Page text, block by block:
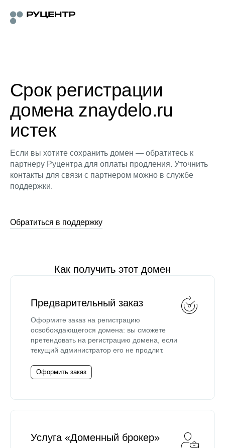
Срок регистрации
домена znaydelo.ru
истек
Если вы хотите сохранить домен — обратитесь к
партнеру Руцентра для оплаты продления. Уточнить
контакты для связи с партнером можно в службе
поддержки.
Обратиться в поддержку
Как получить этот домен
Предварительный заказ
Оформите заказ на регистрацию
освобождающегося домена: вы сможете
претендовать на регистрацию домена, если
текущий администратор его не продлит.
Оформить заказ
Услуга «Доменный брокер»